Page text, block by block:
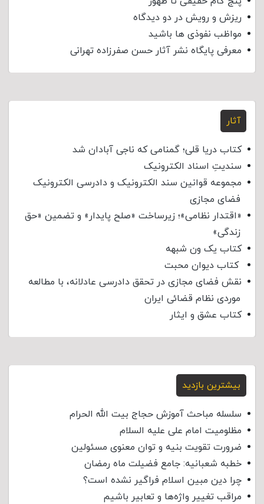
ریزش و رویش در دو دیدگاه
مواظب نفوذی‌ ها باشید
معرفی پایگاه نشر آثار حسن صفرزاده تهرانی
آثار
کتاب دریا قلی؛ گمنامی که ناجی آبادان شد
سندیتِ اسناد الکترونیک
مجموعه قوانین سند الکترونیک و دادرسی الکترونیک
فضای مجازی
«اقتدار نظامی»؛ زیرساخت «صلح پایدار» و تضمین «حق
زندگی»
کتاب یک ون شبهه
کتاب دیوان محبت
نقش فضای مجازی در تحقق دادرسی عادلانه، با مطالعه
موردی نظام قضائی ایران
کتاب عشق و ایثار
بیشترین بازدید
سلسله مباحث آموزش حجاج بیت الله الحرام
مظلومیت امام علی علیه السلام
ضرورت تقویت بنیه و توان معنوی مسئولین
خطبه شعبانیه: جامع فضیلت ماه رمضان
چرا دین مبین اسلام فراگیر نشده است؟
مراقب تغییر واژه‌ها و تعابیر باشیم